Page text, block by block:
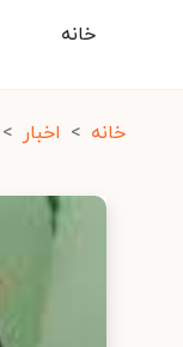
خانه
خانه اخبار